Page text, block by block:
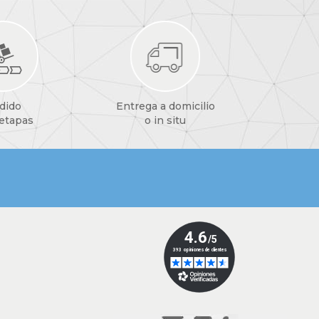
Entrega a domicilio
o in situ